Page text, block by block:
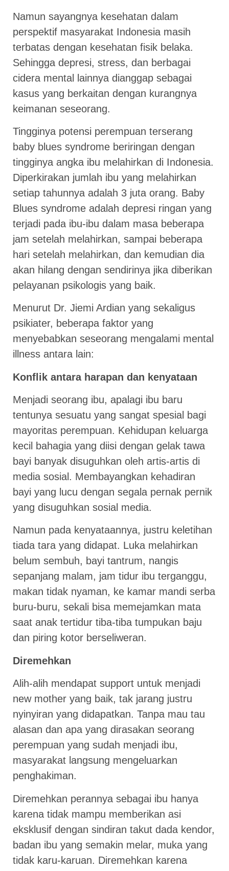
Namun sayangnya kesehatan dalam
perspektif masyarakat Indonesia masih
terbatas dengan kesehatan fisik belaka.
Sehingga depresi, stress, dan berbagai
cidera mental lainnya dianggap sebagai
kasus yang berkaitan dengan kurangnya
keimanan seseorang.
Tingginya potensi perempuan terserang
baby blues syndrome beriringan dengan
tingginya angka ibu melahirkan di Indonesia.
Diperkirakan jumlah ibu yang melahirkan
setiap tahunnya adalah 3 juta orang. Baby
Blues syndrome adalah depresi ringan yang
terjadi pada ibu-ibu dalam masa beberapa
jam setelah melahirkan, sampai beberapa
hari setelah melahirkan, dan kemudian dia
akan hilang dengan sendirinya jika diberikan
pelayanan psikologis yang baik.
Menurut Dr. Jiemi Ardian yang sekaligus
psikiater, beberapa faktor yang
menyebabkan seseorang mengalami mental
illness antara lain:
Konflik antara harapan dan kenyataan
Menjadi seorang ibu, apalagi ibu baru
tentunya sesuatu yang sangat spesial bagi
mayoritas perempuan. Kehidupan keluarga
kecil bahagia yang diisi dengan gelak tawa
bayi banyak disuguhkan oleh artis-artis di
media sosial. Membayangkan kehadiran
bayi yang lucu dengan segala pernak pernik
yang disuguhkan sosial media.
Namun pada kenyataannya, justru keletihan
tiada tara yang didapat. Luka melahirkan
belum sembuh, bayi tantrum, nangis
sepanjang malam, jam tidur ibu terganggu,
makan tidak nyaman, ke kamar mandi serba
buru-buru, sekali bisa memejamkan mata
saat anak tertidur tiba-tiba tumpukan baju
dan piring kotor berseliweran.
Diremehkan
Alih-alih mendapat support untuk menjadi
new mother yang baik, tak jarang justru
nyinyiran yang didapatkan. Tanpa mau tau
alasan dan apa yang dirasakan seorang
perempuan yang sudah menjadi ibu,
masyarakat langsung mengeluarkan
penghakiman.
Diremehkan perannya sebagai ibu hanya
karena tidak mampu memberikan asi
eksklusif dengan sindiran takut dada kendor,
badan ibu yang semakin melar, muka yang
tidak karu-karuan. Diremehkan karena